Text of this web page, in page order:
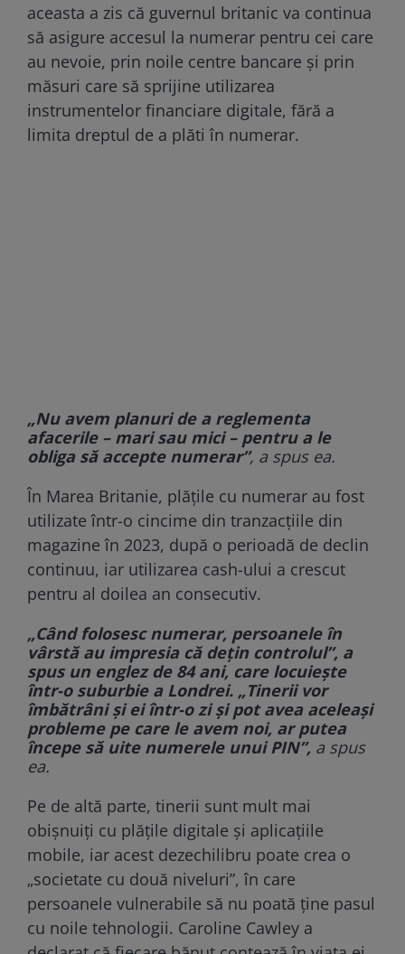
aceasta a zis că guvernul britanic va continua
să asigure accesul la numerar pentru cei care
au nevoie, prin noile centre bancare și prin
măsuri care să sprijine utilizarea
instrumentelor financiare digitale, fără a
limita dreptul de a plăti în numerar.
„Nu avem planuri de a reglementa
afacerile – mari sau mici – pentru a le
obliga să accepte numerar”, a spus ea.
În Marea Britanie, plățile cu numerar au fost
utilizate într-o cincime din tranzacțiile din
magazine în 2023, după o perioadă de declin
continuu, iar utilizarea cash-ului a crescut
pentru al doilea an consecutiv.
„Când folosesc numerar, persoanele în
vârstă au impresia că dețin controlul”, a
spus un englez de 84 ani, care locuiește
într-o suburbie a Londrei. „Tinerii vor
îmbătrâni și ei într-o zi și pot avea aceleași
probleme pe care le avem noi, ar putea
începe să uite numerele unui PIN”, a spus
ea.
Pe de altă parte, tinerii sunt mult mai
obișnuiți cu plățile digitale și aplicațiile
mobile, iar acest dezechilibru poate crea o
„societate cu două niveluri”, în care
persoanele vulnerabile să nu poată ține pasul
cu noile tehnologii. Caroline Cawley a